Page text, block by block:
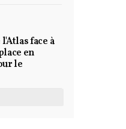
face à
en
le